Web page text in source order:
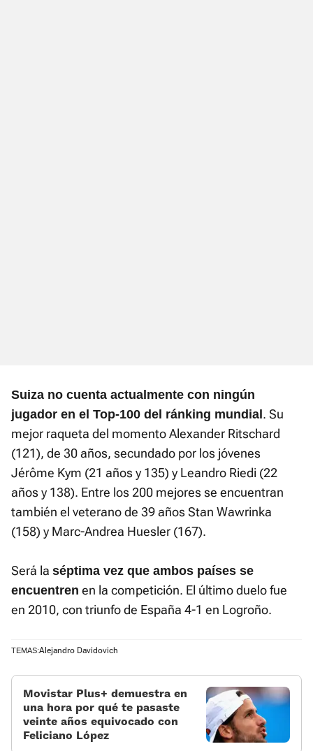
Suiza no cuenta actualmente con ningún
jugador en el Top-100 del ránking mundial . Su
mejor raqueta del momento Alexander Ritschard
(121), de 30 años, secundado por los jóvenes
Jérôme Kym (21 años y 135) y Leandro Riedi (22
años y 138). Entre los 200 mejores se encuentran
también el veterano de 39 años Stan Wawrinka
(158) y Marc-Andrea Huesler (167).
Será la séptima vez que ambos países se
encuentren en la competición. El último duelo fue
en 2010, con triunfo de España 4-1 en Logroño.
TEMAS:Alejandro Davidovich
Movistar Plus+ demuestra en
una hora por qué te pasaste
veinte años equivocado con
Feliciano López